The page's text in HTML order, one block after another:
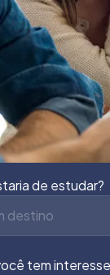
de estudar?
destino
tem